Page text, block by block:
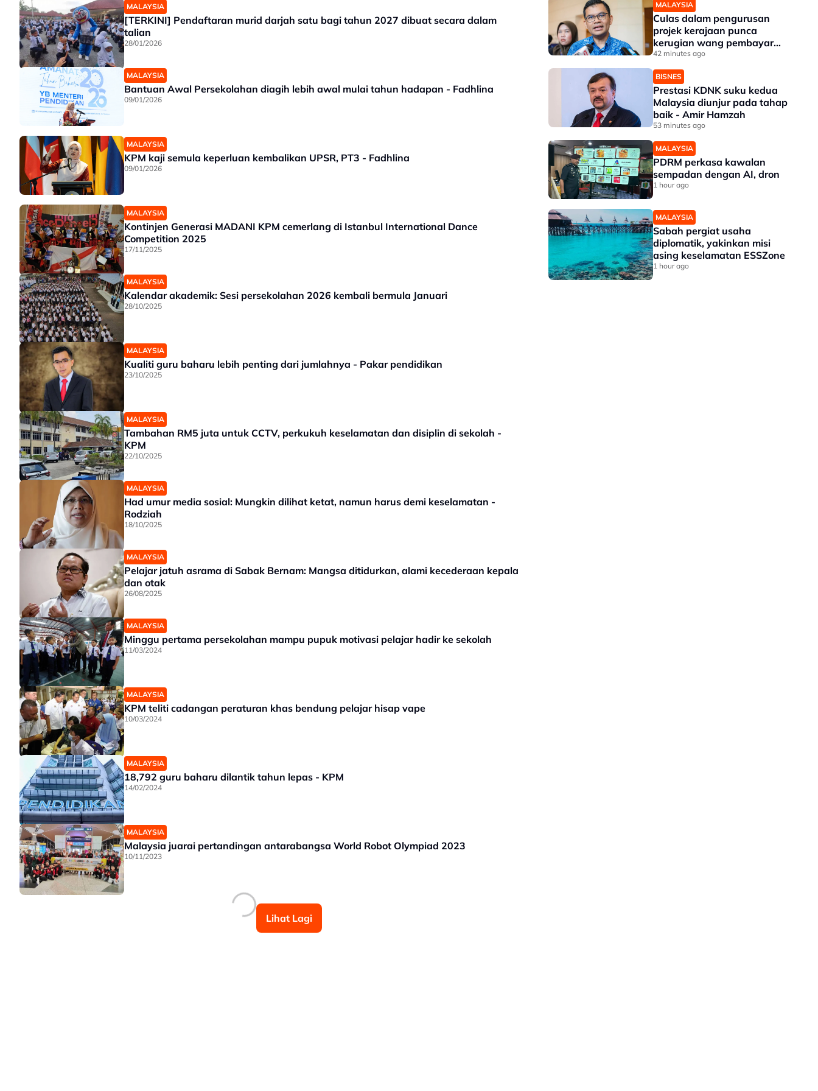
MALAYSIA
[TERKINI] Pendaftaran murid darjah satu bagi tahun 2027 dibuat secara dalam
talian
28/01/2026
MALAYSIA
Bantuan Awal Persekolahan diagih lebih awal mulai tahun hadapan - Fadhlina
09/01/2026
MALAYSIA
KPM kaji semula keperluan kembalikan UPSR, PT3 - Fadhlina
09/01/2026
MALAYSIA
Kontinjen Generasi MADANI KPM cemerlang di Istanbul International Dance
Competition 2025
17/11/2025
MALAYSIA
Kalendar akademik: Sesi persekolahan 2026 kembali bermula Januari
28/10/2025
MALAYSIA
Kualiti guru baharu lebih penting dari jumlahnya - Pakar pendidikan
23/10/2025
MALAYSIA
Tambahan RM5 juta untuk CCTV, perkukuh keselamatan dan disiplin di sekolah -
KPM
22/10/2025
MALAYSIA
Had umur media sosial: Mungkin dilihat ketat, namun harus demi keselamatan -
Rodziah
18/10/2025
MALAYSIA
Pelajar jatuh asrama di Sabak Bernam: Mangsa ditidurkan, alami kecederaan kepala
dan otak
26/08/2025
MALAYSIA
Minggu pertama persekolahan mampu pupuk motivasi pelajar hadir ke sekolah
11/03/2024
MALAYSIA
KPM teliti cadangan peraturan khas bendung pelajar hisap vape
10/03/2024
MALAYSIA
18,792 guru baharu dilantik tahun lepas - KPM
14/02/2024
MALAYSIA
Malaysia juarai pertandingan antarabangsa World Robot Olympiad 2023
10/11/2023
Lihat Lagi
MALAYSIA
Culas dalam pengurusan
projek kerajaan punca
kerugian wang pembayar
cukai - Akmal
42 minutes ago
BISNES
Prestasi KDNK suku kedua
Malaysia diunjur pada tahap
baik - Amir Hamzah
53 minutes ago
MALAYSIA
PDRM perkasa kawalan
sempadan dengan AI, dron
1 hour ago
MALAYSIA
Sabah pergiat usaha
diplomatik, yakinkan misi
asing keselamatan ESSZone
1 hour ago